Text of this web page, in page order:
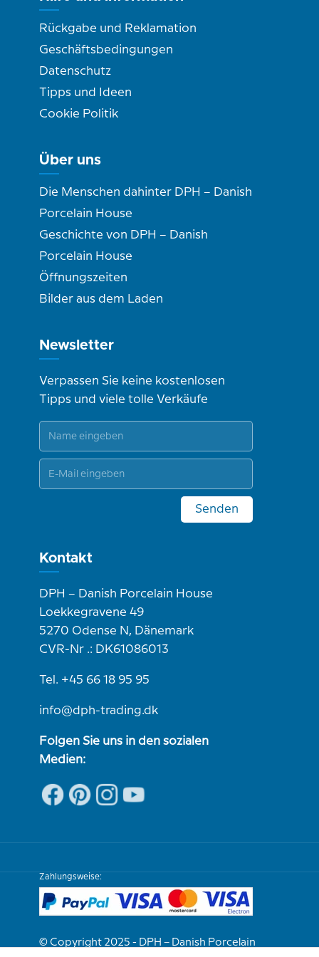
Rückgabe und Reklamation
Geschäftsbedingungen
Datenschutz
Tipps und Ideen
Cookie Politik
Über uns
Die Menschen dahinter DPH – Danish
Porcelain House
Geschichte von DPH – Danish
Porcelain House
Öffnungszeiten
Bilder aus dem Laden
Newsletter
Verpassen Sie keine kostenlosen
Tipps und viele tolle Verkäufe
Senden
Kontakt
DPH – Danish Porcelain House
Loekkegravene 49
5270 Odense N, Dänemark
CVR-Nr .: DK61086013
Tel. +45 66 18 95 95
info@dph-trading.dk
Folgen Sie uns in den sozialen
Medien:
Zahlungsweise:
© Copyright 2025 - DPH – Danish Porcelain